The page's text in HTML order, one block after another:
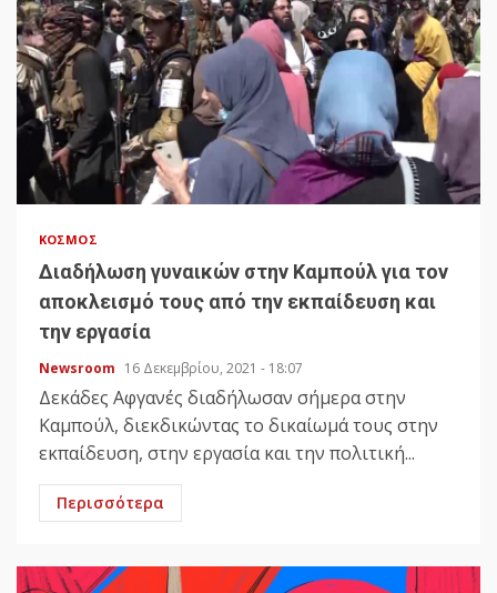
ΚΌΣΜΟΣ
Διαδήλωση γυναικών στην Καμπούλ για τον
αποκλεισμό τους από την εκπαίδευση και
την εργασία
Newsroom 16 Δεκεμβρίου, 2021 - 18:07
Δεκάδες Αφγανές διαδήλωσαν σήμερα στην
Καμπούλ, διεκδικώντας το δικαίωμά τους στην
εκπαίδευση, στην εργασία και την πολιτική...
Περισσότερα